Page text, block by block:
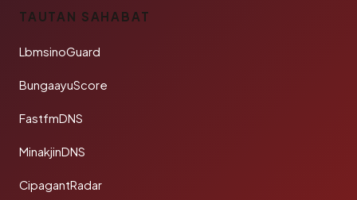
TAUTAN SAHABAT
LbmsinoGuard
BungaayuScore
FastfmDNS
MinakjinDNS
CipagantRadar